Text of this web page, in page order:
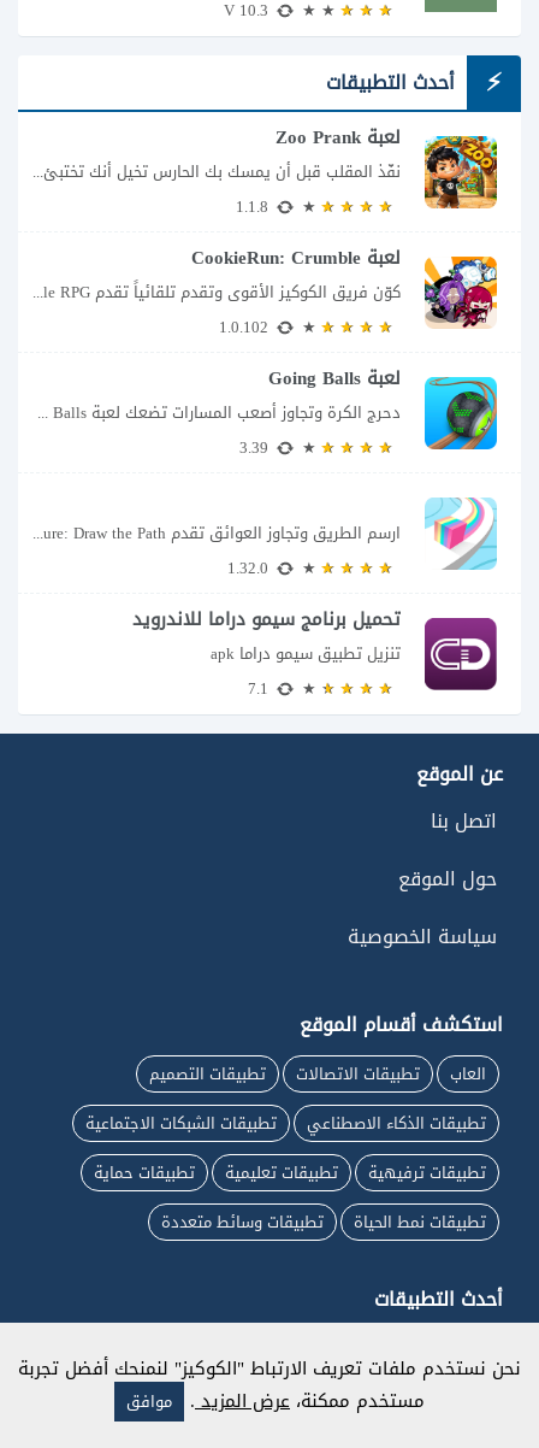
أحدث التطبيقات
لعبة Zoo Prank
نفّذ المقلب قبل أن يمسك بك الحارس تخيل أنك تختبئ خلف الأشجار داخل حديقة...
لعبة CookieRun: Crumble
كوّن فريق الكوكيز الأقوى وتقدم تلقائياً تقدم CookieRun: Crumble – Idle RPG تجربة مختلفة...
لعبة Going Balls
دحرج الكرة وتجاوز أصعب المسارات تضعك لعبة Going Balls للأندرويد أمام تحدٍ يبدو بسيطًا...
ارسم الطريق وتجاوز العوائق تقدم Color Adventure: Draw the Path فكرة بسيطة تتحول سريعًا...
تحميل برنامج سيمو دراما للاندرويد
تنزيل تطبيق سيمو دراما apk
عن الموقع
اتصل بنا
حول الموقع
سياسة الخصوصية
استكشف أقسام الموقع
العاب تطبيقات الاتصالات
تطبيقات التصميم
تطبيقات الذكاء الاصطناعي
تطبيقات الشبكات الاجتماعية
تطبيقات ترفيهية
تطبيقات تعليمية
تطبيقات حماية
تطبيقات نمط الحياة
تطبيقات وسائط متعددة
أحدث التطبيقات
نحن نستخدم ملفات تعريف الارتباط "الكوكيز" لنمنحك أفضل تجربة
مستخدم ممكنة، عرض المزيد. موافق